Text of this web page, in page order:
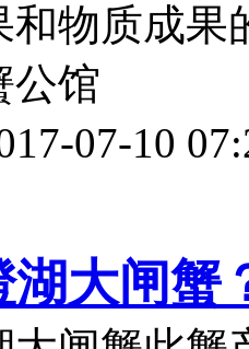
和物质成
公馆
07-10
大闸蟹